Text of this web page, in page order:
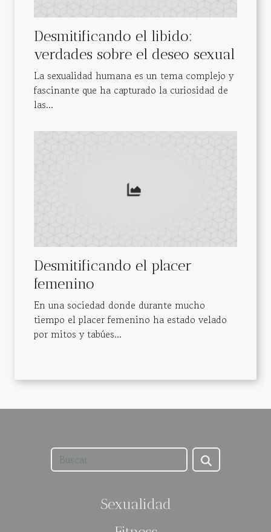
Desmitificando el libido:
verdades sobre el deseo sexual
La sexualidad humana es un tema complejo y
fascinante que ha capturado la curiosidad de
las...
Desmitificando el placer
femenino
En una sociedad donde durante mucho
tiempo el placer femenino ha estado velado
por mitos y tabúes...
Sexualidad